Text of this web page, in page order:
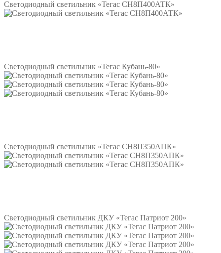
Светодиодный светильник «Тегас СН8П400АТК»
Светодиодный светильник «Тегас Кубань-80»
Светодиодный светильник «Тегас СН8П350АПК»
Светодиодный светильник ДКУ «Тегас Патриот 200»